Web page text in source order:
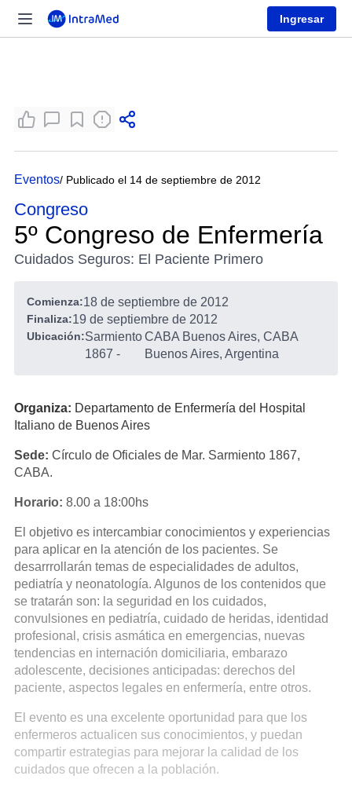
Ingresar
Eventos/ Publicado el 14 de septiembre de 2012
Congreso
5º Congreso de Enfermería
Cuidados Seguros: El Paciente Primero
Comienza:18 de septiembre de 2012
Finaliza:19 de septiembre de 2012
Ubicación:Sarmiento
1867 -
CABA Buenos Aires, CABA
Buenos Aires, Argentina
Organiza: Departamento de Enfermería del Hospital
Italiano de Buenos Aires
Sede: Círculo de Oficiales de Mar. Sarmiento 1867,
CABA.
Horario: 8.00 a 18:00hs
El objetivo es intercambiar conocimientos y experiencias
para aplicar en la atención de los pacientes. Se
desarrrollarán temas de especialidades de adultos,
pediatría y neonatología. Algunos de los contenidos que
se tratarán son: la seguridad en los cuidados,
convulsiones en pediatría, cuidado de heridas, identidad
profesional, crisis asmática en emergencias, nuevas
tendencias en internación domiciliaria, embarazo
adolescente, decisiones anticipadas: derechos del
paciente, aspectos legales en enfermería, entre otros.
El evento es una excelente oportunidad para que los
enfermeros actualicen sus conocimientos, y puedan
compartir estrategias para mejorar la calidad de los
cuidados que ofrecen a la población.